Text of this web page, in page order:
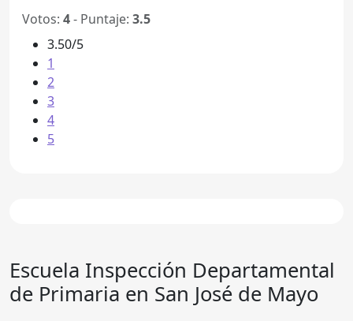
Votos: 4- Puntaje: 3.5
3.50/5
1
2
3
4
5
Escuela Inspección Departamental
de Primaria en San José de Mayo